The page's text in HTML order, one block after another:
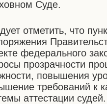
Суде.
отметить, что
федерального
прозрачности
повышения
требований к
аттестации судей.